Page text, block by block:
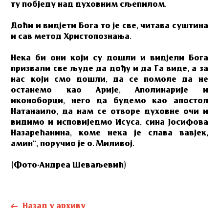
ту побједу над духовним сљепилом.
Доћи и видјети Бога то је све, читава суштина
и сав метод Христопознања.
Нека би они који су дошли и видјели Бога
призвали све људе да дођу и да Га виде, а за
нас који смо дошли, да се помоле да не
останемо као Арије, Аполинарије и
иконоборци, него да будемо као апостол
Натанаило, да нам се отворе духовне очи и
видимо и исповиједмо Исуса, сина Јосифова
Назарећанина, коме нека је слава вавјек,
амин“, поручио је о. Миливој.
(Фото-Андреа Шеваљевић)
Назад у архиву